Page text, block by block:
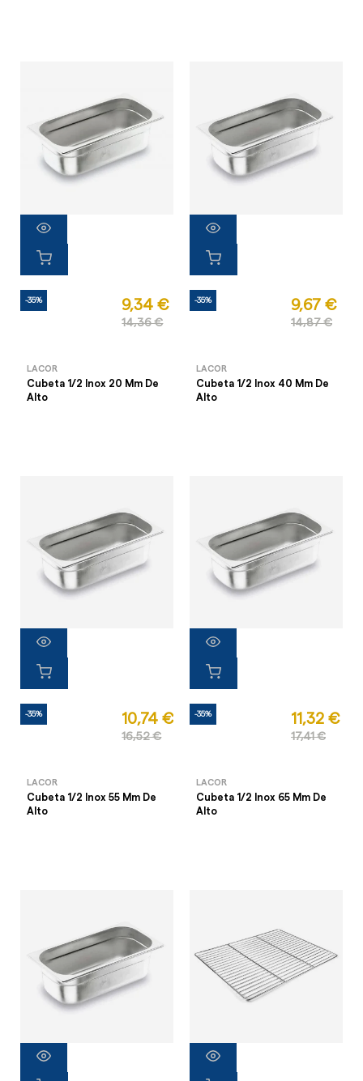
-35% 9,34 €
14,36 €
LACOR
Cubeta 1/2 Inox 20 Mm De
Alto
-35% 9,67 €
14,87 €
LACOR
Cubeta 1/2 Inox 40 Mm De
Alto
-35% 10,74 €
16,52 €
LACOR
Cubeta 1/2 Inox 55 Mm De
Alto
-35% 11,32 €
17,41 €
LACOR
Cubeta 1/2 Inox 65 Mm De
Alto